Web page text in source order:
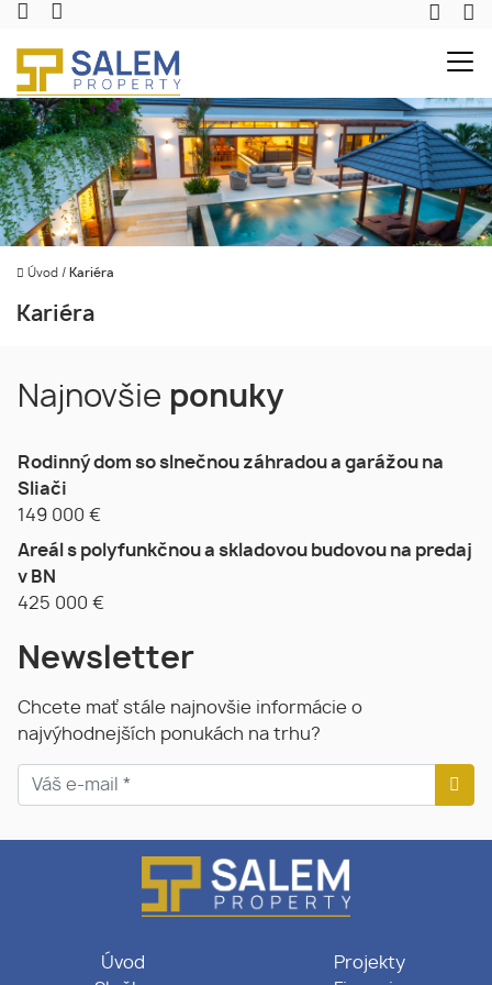
Úvod / Kariéra
Kariéra
Najnovšie ponuky
Rodinný dom so slnečnou záhradou a garážou na
Sliači
149 000 €
Areál s polyfunkčnou a skladovou budovou na predaj
v BN
425 000 €
Newsletter
Chcete mať stále najnovšie informácie o
najvýhodnejších ponukách na trhu?
Úvod
Projekty